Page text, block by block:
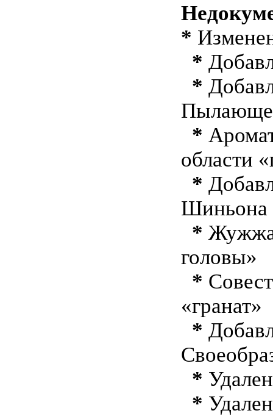
*
*
*
*
области
*
Шиньона
*
головы»
*
«гранат»
*
*
*